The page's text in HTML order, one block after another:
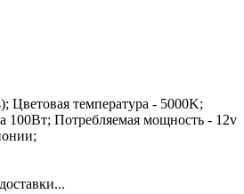
Цветовая температура - 5000K;
100Вт; Потребляемая мощность - 12v